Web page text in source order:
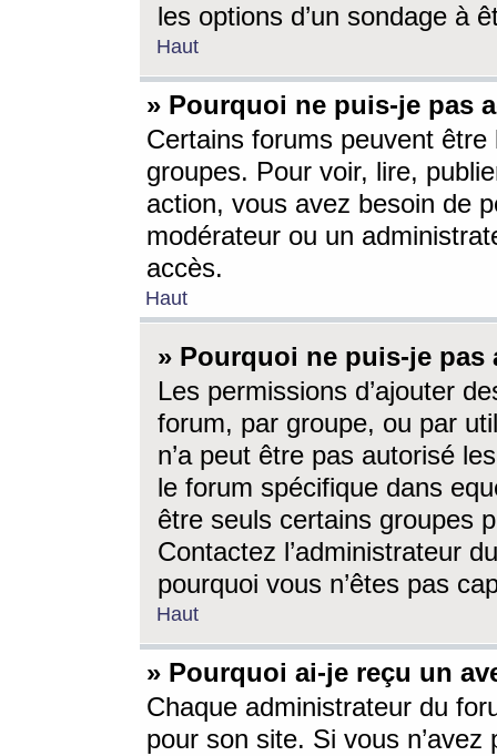
les options d’un sondage à
Haut
» Pourquoi ne puis-je pas
Certains forums peuvent être
groupes. Pour voir, lire,
action, vous avez besoin de
modérateur ou un
accès.
Haut
» Pourquoi ne puis-je
Les permissions d’ajouter
forum, par groupe, ou par
n’a peut être pas autorisé
le forum spécifique dans
être seuls certains groupes
Contactez l’administrateur
pourquoi vous n’êtes pas
Haut
» Pourquoi ai-je reçu un
Chaque administrateur du
pour son site. Si vous